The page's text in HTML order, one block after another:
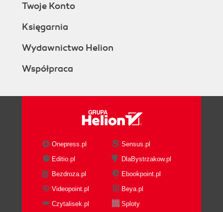
Twoje Konto
Księgarnia
Wydawnictwo Helion
Współpraca
Onepress.pl
Sensus.pl
Editio.pl
DlaBystrzakow.pl
Bezdroza.pl
Ebookpoint.pl
Videopoint.pl
Beya.pl
Czytalisek.pl
Sploty